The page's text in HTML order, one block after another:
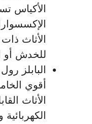
الأكياس
الأثاث
للخدش أو
البابلز
أقوي
الأثاث